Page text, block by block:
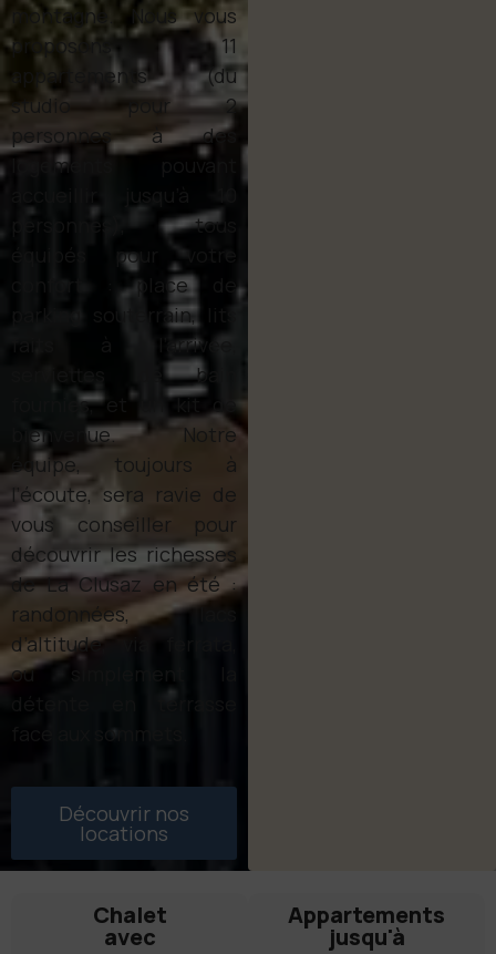
montagne. Nous vous
proposons 11
appartements (du
studio pour 2
personnes à des
logements pouvant
personnes), tous
équipés pour votre
confort : place de
parking souterrain, lits
faits à l’arrivée,
serviettes de bain
fournies, et un kit de
bienvenue. Notre
équipe, toujours à
l’écoute, sera ravie de
vous conseiller pour
découvrir les richesses
de La Clusaz en été :
randonnées, lacs
d’altitude, via ferrata,
ou simplement la
face aux sommets.
Découvrir nos
locations
Chalet
avec
Appartements
jusqu'à